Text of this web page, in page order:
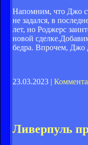
Напомним, что Джо
не задался, в
лет, но Роджерс
новой
бедра. Впрочем, Джо
23.03.2023 |
Ливерпуль